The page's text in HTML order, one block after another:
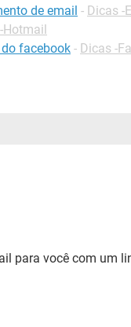
de email - Dicas -
Hotmail
facebook - Dicas -
para você com um